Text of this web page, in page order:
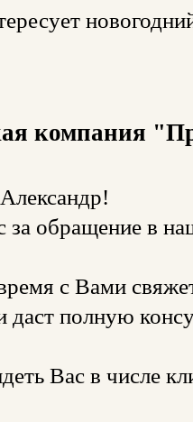
компания
за обращение в
с Вами
даст полную
Вас в числе